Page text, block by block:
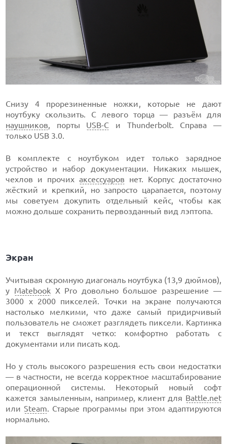
Снизу 4 прорезиненные ножки, которые не дают
ноутбуку скользить. С левого торца — разъём для
наушников, порты USB-C и Thunderbolt. Справа —
только USB 3.0.
В комплекте с ноутбуком идет только зарядное
устройство и набор документации. Никаких мышек,
чехлов и прочих аксессуаров нет. Корпус достаточно
жёсткий и крепкий, но запросто царапается, поэтому
мы советуем докупить отдельный кейс, чтобы как
можно дольше сохранить первозданный вид лэптопа.
Экран
Учитывая скромную диагональ ноутбука (13,9 дюймов),
у MatebookX Pro довольно большое разрешение —
3000 x 2000 пикселей. Точки на экране получаются
настолько мелкими, что даже самый придирчивый
пользователь не сможет разглядеть пиксели. Картинка
и текст выглядят четко: комфортно работать с
документами или писать код.
Но у столь высокого разрешения есть свои недостатки
— в частности, не всегда корректное масштабирование
операционной системы. Некоторый новый софт
кажется замыленным, например, клиент для Battle.net
илиSteam. Старые программы при этом адаптируются
нормально.